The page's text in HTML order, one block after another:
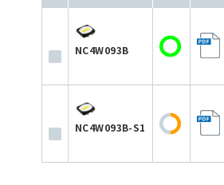
NC4W093B
NC4W093B-S1